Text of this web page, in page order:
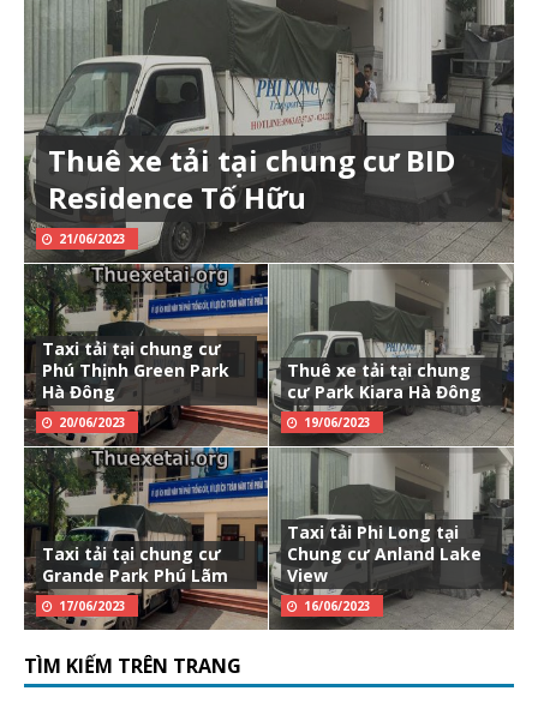
Thuê xe tải tại chung cư BID
Residence Tố Hữu
21/06/2023
Taxi tải tại chung cư
Phú Thịnh Green Park
Hà Đông
20/06/2023
Thuê xe tải tại chung
cư Park Kiara Hà Đông
19/06/2023
Taxi tải tại chung cư
Grande Park Phú Lãm
17/06/2023
Taxi tải Phi Long tại
Chung cư Anland Lake
View
16/06/2023
TÌM KIẾM TRÊN TRANG